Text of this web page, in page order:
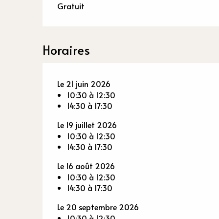
Gratuit
Horaires
Le 21 juin 2026
10:30 à 12:30
14:30 à 17:30
Le 19 juillet 2026
10:30 à 12:30
14:30 à 17:30
Le 16 août 2026
10:30 à 12:30
14:30 à 17:30
Le 20 septembre 2026